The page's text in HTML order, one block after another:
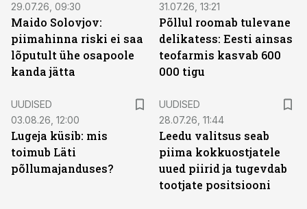
29.07.26, 09:30
Maido Solovjov:
piimahinna riski ei saa
lõputult ühe osapoole
kanda jätta
31.07.26, 13:21
Põllul roomab tulevane
delikatess: Eesti ainsas
teofarmis kasvab 600
000 tigu
UUDISED
03.08.26, 12:00
Lugeja küsib: mis
toimub Läti
põllumajanduses?
UUDISED
28.07.26, 11:44
Leedu valitsus seab
piima kokkuostjatele
uued piirid ja tugevdab
tootjate positsiooni